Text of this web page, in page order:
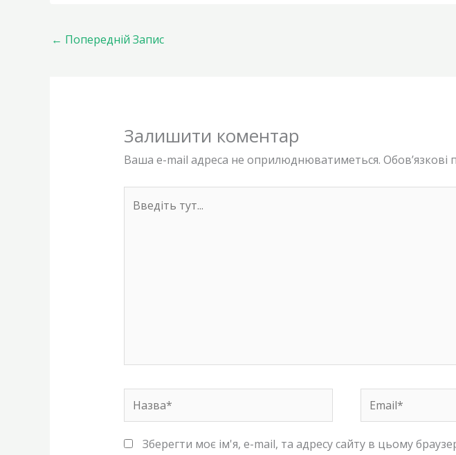
← Попередній Запис
Залишити коментар
Ваша e-mail адреса не оприлюднюватиметься. Обов’язкові
Назва* Email*
Зберегти моє ім'я, e-mail, та адресу сайту в цьому